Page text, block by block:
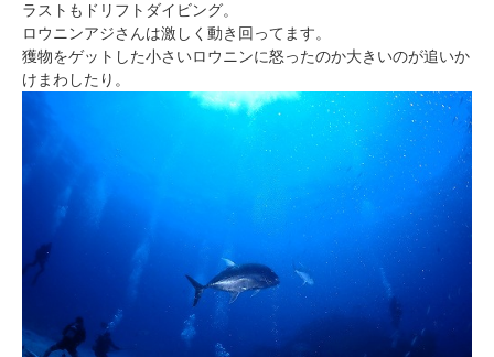
ラストもドリフトダイビング。
ロウニンアジさんは激しく動き回ってます。
獲物をゲットした小さいロウニンに怒ったのか大きいのが追いか
けまわしたり。